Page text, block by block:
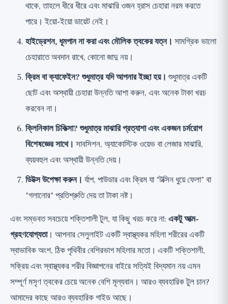
থাকে, তাহলে ধীরে ধীরে এবং মাঝারি ওজন হ্রাস চেহারা নরম করতে
পারে। ইয়ো-ইয়ো ডায়েট নেই।
হাইড্রেশন, ধূমপান না করা এবং মৌলিক ত্বকের যত্ন। সামগ্রিক ভালো
চেহারাতে অবদান রাখে, কোনো জাদু নয়।
ক্রিম বা ক্যাফেইন? শুধুমাত্র যদি আপনার ইচ্ছা হয়। শুধুমাত্র একটি
ছোট এবং অস্থায়ী চেহারা উন্নতি আশা করুন, এবং অনেক টাকা খরচ
করবেন না।
ক্লিনিকাল চিকিত্সা? শুধুমাত্র মাঝারি প্রত্যাশা এবং একজন চর্মরোগ
বিশেষজ্ঞের সাথে। সাবসিশন, অ্যাকোস্টিক ওয়েভ বা লেজার মাঝারি,
ব্যয়বহুল এবং অস্থায়ী উন্নতি দেয়।
ডিটক্স উপেক্ষা করুন। র্যাপ, পাউডার এবং ক্রিম যা "টক্সিন ধুয়ে ফেলা" বা
"গলানোর" প্রতিশ্রুতি দেয় তা টাকা নষ্ট।
এবং সম্ভবত সবচেয়ে শক্তিশালী টুল, যা কিছু খরচ করে না: একটু আত্ম-
গ্রহণযোগ্যতা। আপনার সেলুলাইট একটি স্বাস্থ্যকর মহিলা শরীরের একটি
স্বাভাবিক অংশ, ঠিক পৃথিবীর বেশিরভাগ মহিলার মতো। একটি শক্তিশালী,
সক্রিয় এবং স্বাস্থ্যকর শরীর বিজ্ঞাপনের বাইরে সত্যিই বিদ্যমান নয় এমন
সম্পূর্ণ মসৃণ ত্বকের চেয়ে অনেক বেশি মূল্যবান। আরও ব্যবহারিক টুল চান?
আমাদের কাছেআরও ব্যবহারিক গাইডআছে।